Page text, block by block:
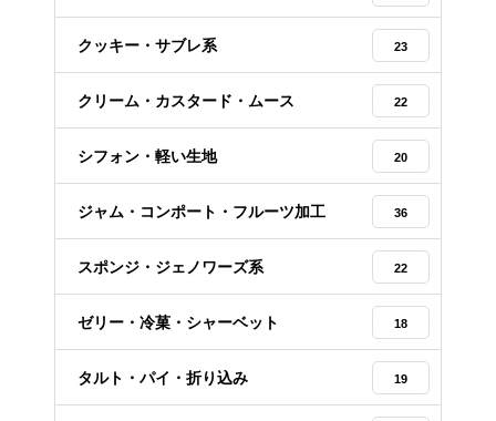
クッキー・サブレ系 23
クリーム・カスタード・ムース 22
シフォン・軽い生地 20
ジャム・コンポート・フルーツ加工 36
スポンジ・ジェノワーズ系 22
ゼリー・冷菓・シャーベット 18
タルト・パイ・折り込み 19